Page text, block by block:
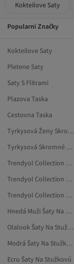
Kokteilove Saty
Popularni Značky
Kokteilove Saty
Pletene Saty
Saty S Flitrami
Plazova Taska
Cestovna Taska
Tyrkysová Ženy Skromné Šaty
Tyrkysová Skromné Večerné Šaty
Trendyol Collection Oranžová Šaty Na Stužkovú
Trendyol Collection Ženy Šaty Na Stužkovú
Trendyol Collection Fialová Šaty Na Stužkovú
Hnedá Muži Šaty Na Stužkovú
Olalook Šaty Na Stužkovú
Modrá Šaty Na Stužkovú
Ecru Šaty Na Stužkovú